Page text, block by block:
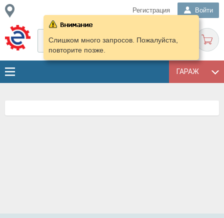
Регистрация Войти
ГАРАЖ
Слишком много запросов. Пожалуйста,
повторите позже.